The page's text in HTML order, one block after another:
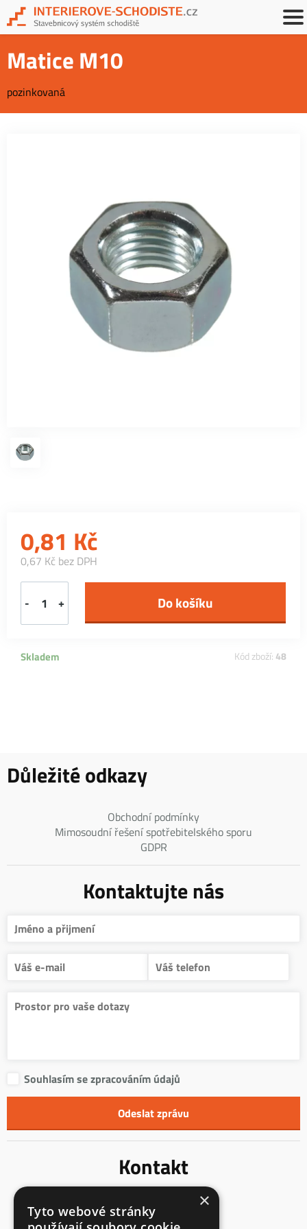
Matice M10
pozinkovaná
0,81 Kč
0,67 Kč bez DPH
- +
Skladem Kód zboží: 48
Důležité odkazy
Obchodní podmínky
Mimosoudní řešení spotřebitelského sporu
GDPR
Kontaktujte nás
Souhlasím se zpracováním údajů
Kontakt
Mladoňovice 65
×
Tyto webové stránky